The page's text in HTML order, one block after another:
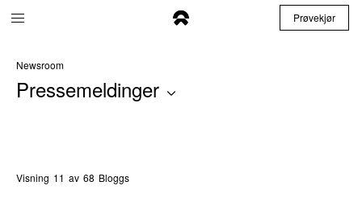
Prøvekjør
Newsroom
Pressemeldinger
Visning 11 av 68 Bloggs